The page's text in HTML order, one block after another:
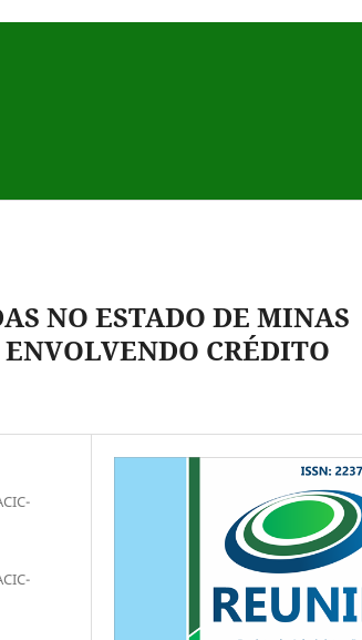
NO ESTADO DE MINAS
CRÉDITO